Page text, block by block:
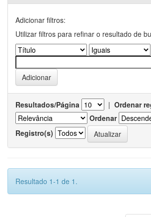
Adicionar filtros:
Utilizar filtros para refinar o resultado de
Resultados/Página | Ordenar
Ordenar
Registro(s)
Resultado 1-1 de 1.